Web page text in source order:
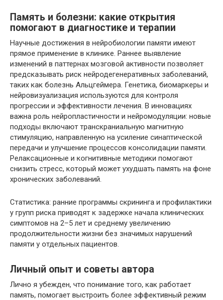
Память и болезни: какие открытия
помогают в диагностике и терапии
Научные достижения в нейробиологии памяти имеют
прямое применение в клинике. Раннее выявление
изменений в паттернах мозговой активности позволяет
предсказывать риск нейродегенеративных заболеваний,
таких как болезнь Альцгеймера. Генетика, биомаркеры и
нейровизуализация используются для контроля
прогрессии и эффективности лечения. В инновациях
важна роль нейропластичности и нейромодуляции: новые
подходы включают транскраниальную магнитную
стимуляцию, направленную на усиление синаптической
передачи и улучшение процессов консолидации памяти.
Релаксационные и когнитивные методики помогают
снизить стресс, который может ухудшать память на фоне
хронических заболеваний.
Статистика: ранние программы скрининга и профилактики
у групп риска приводят к задержке начала клинических
симптомов на 2–5 лет и среднему увеличению
продолжительности жизни без значимых нарушений
памяти у отдельных пациентов.
Личный опыт и советы автора
Лично я убежден, что понимание того, как работает
память, помогает выстроить более эффективный режим